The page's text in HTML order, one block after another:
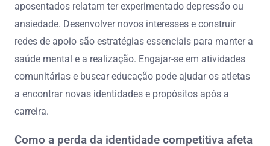
aposentados relatam ter experimentado depressão ou
ansiedade. Desenvolver novos interesses e construir
redes de apoio são estratégias essenciais para manter a
saúde mental e a realização. Engajar-se em atividades
comunitárias e buscar educação pode ajudar os atletas
a encontrar novas identidades e propósitos após a
carreira.
Como a perda da identidade competitiva afeta